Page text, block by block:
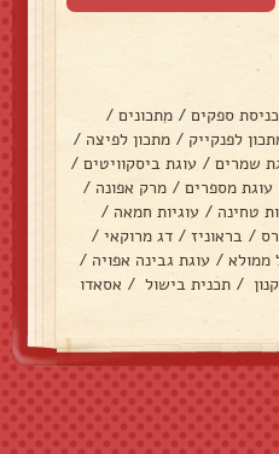
כניסת ספקים / מתכונים /
לפנקייק / מתכון לפיצה /
שמרים / עוגת ביסקוויטים /
עוגת מספרים / מרק אפונה /
טחינה / עוגיות חמאה /
/ בראוניז / דג מרוקאי /
ממולא / עוגת גבינה אפויה /
/ תכנית בישול / אסאדו